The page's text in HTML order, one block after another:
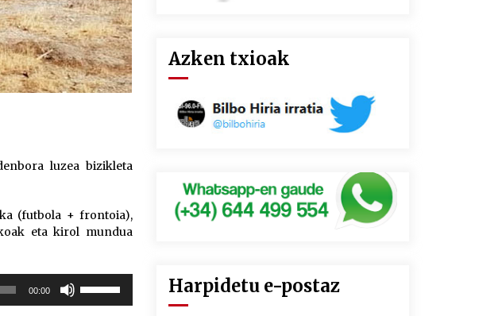
luzea bizikleta
(futbola + frontoia),
eta kirol mundua
00:00
Azken txioak
Harpidetu e-postaz